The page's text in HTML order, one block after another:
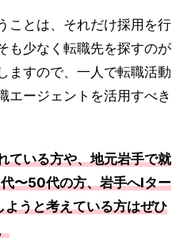
ことは、それだけ採用を行
も少なく転職先を探すのが
ますので、一人で転職活動
エージェントを活用すべき
ている方や、地元岩手で就
〜50代の方、岩手へIター
うと考えている方はぜひ